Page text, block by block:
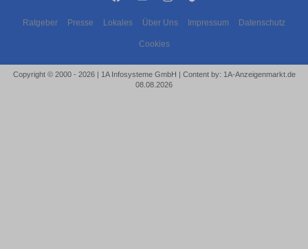
Ratgeber Presse Lokales Über Uns Impressum Datenschutz
Cookies
Copyright © 2000 - 2026 | 1A Infosysteme GmbH | Content by: 1A-Anzeigenmarkt.de
08.08.2026